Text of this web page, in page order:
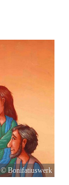
© Bonifatiuswerk